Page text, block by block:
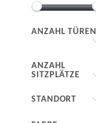
ANZAHL TÜREN
ANZAHL
SITZPLÄTZE
STANDORT